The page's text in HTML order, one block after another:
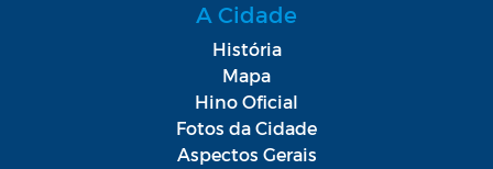
A Cidade
História
Mapa
Hino Oficial
Fotos da Cidade
Aspectos Gerais